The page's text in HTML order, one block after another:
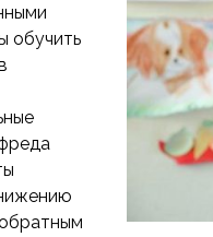
обучить